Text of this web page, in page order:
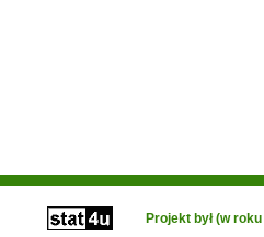
Projekt był (w